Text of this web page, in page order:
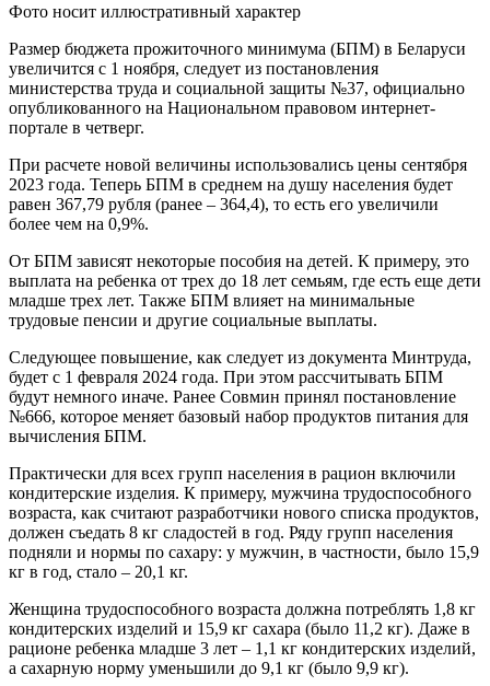
Фото носит иллюстративный характер
Размер бюджета прожиточного минимума (БПМ) в Беларуси
увеличится с 1 ноября, следует из постановления
министерства труда и социальной защиты №37, официально
опубликованного на Национальном правовом интернет-
портале в четверг.
При расчете новой величины использовались цены сентября
2023 года. Теперь БПМ в среднем на душу населения будет
равен 367,79 рубля (ранее – 364,4), то есть его увеличили
более чем на 0,9%.
От БПМ зависят некоторые пособия на детей. К примеру, это
выплата на ребенка от трех до 18 лет семьям, где есть еще дети
младше трех лет. Также БПМ влияет на минимальные
трудовые пенсии и другие социальные выплаты.
Следующее повышение, как следует из документа Минтруда,
будет с 1 февраля 2024 года. При этом рассчитывать БПМ
будут немного иначе. Ранее Совмин принял постановление
№666, которое меняет базовый набор продуктов питания для
вычисления БПМ.
Практически для всех групп населения в рацион включили
кондитерские изделия. К примеру, мужчина трудоспособного
возраста, как считают разработчики нового списка продуктов,
должен съедать 8 кг сладостей в год. Ряду групп населения
подняли и нормы по сахару: у мужчин, в частности, было 15,9
кг в год, стало – 20,1 кг.
Женщина трудоспособного возраста должна потреблять 1,8 кг
кондитерских изделий и 15,9 кг сахара (было 11,2 кг). Даже в
рационе ребенка младше 3 лет – 1,1 кг кондитерских изделий,
а сахарную норму уменьшили до 9,1 кг (было 9,9 кг).